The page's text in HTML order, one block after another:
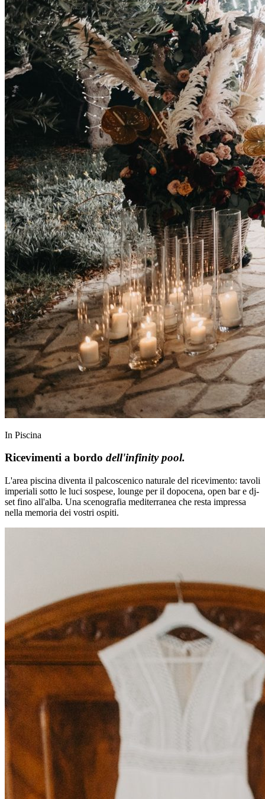
In Piscina
Ricevimenti a bordo dell'infinity pool.
L'area piscina diventa il palcoscenico naturale del ricevimento: tavoli
imperiali sotto le luci sospese, lounge per il dopocena, open bar e dj-
set fino all'alba. Una scenografia mediterranea che resta impressa
nella memoria dei vostri ospiti.